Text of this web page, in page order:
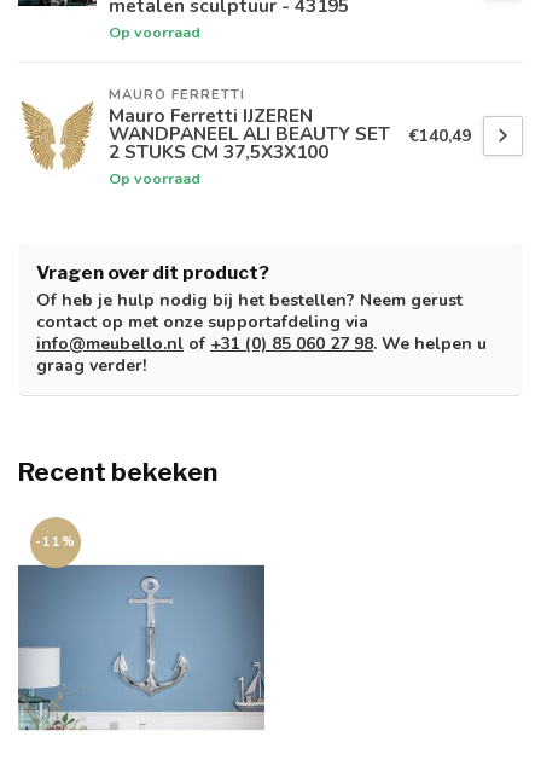
metalen sculptuur - 43195
Op voorraad
MAURO FERRETTI
Mauro Ferretti IJZEREN
WANDPANEEL ALI BEAUTY SET
2 STUKS CM 37,5X3X100
Op voorraad
€140,49
Vragen over dit product?
Of heb je hulp nodig bij het bestellen? Neem gerust
contact op met onze supportafdeling via
info@meubello.nl of +31 (0) 85 060 27 98. We helpen u
graag verder!
Recent bekeken
-11%